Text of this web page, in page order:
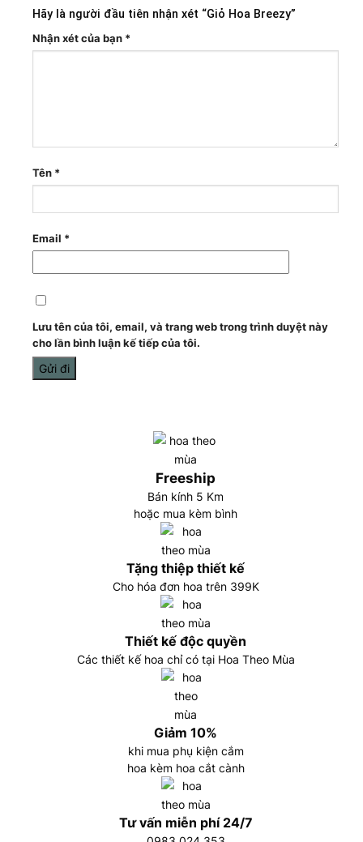
Hãy là người đầu tiên nhận xét “Giỏ Hoa Breezy”
Nhận xét của bạn *
Tên *
Email *
Lưu tên của tôi, email, và trang web trong trình duyệt này
cho lần bình luận kế tiếp của tôi.
Freeship
Bán kính 5 Km
hoặc mua kèm bình
Tặng thiệp thiết kế
Cho hóa đơn hoa trên 399K
Thiết kế độc quyền
Các thiết kế hoa chỉ có tại Hoa Theo Mùa
Giảm 10%
khi mua phụ kiện cắm
hoa kèm hoa cắt cành
Tư vấn miễn phí 24/7